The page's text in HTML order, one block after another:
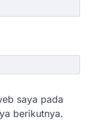
saya pada
berikutnya.